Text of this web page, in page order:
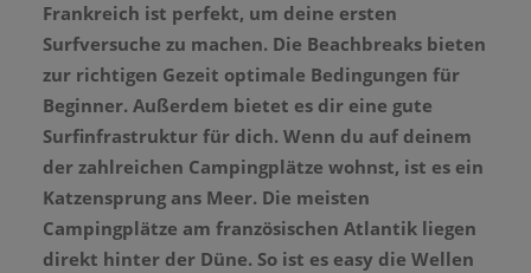
Frankreich ist perfekt, um deine ersten
Surfversuche zu machen. Die Beachbreaks bieten
zur richtigen Gezeit optimale Bedingungen für
Beginner. Außerdem bietet es dir eine gute
Surfinfrastruktur für dich. Wenn du auf deinem
der zahlreichen Campingplätze wohnst, ist es ein
Katzensprung ans Meer. Die meisten
Campingplätze am französischen Atlantik liegen
direkt hinter der Düne. So ist es easy die Wellen